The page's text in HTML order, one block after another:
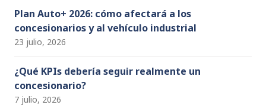
h
a
n
Plan Auto+ 2026: cómo afectará a los
concesionarios y al vehículo industrial
23 julio, 2026
¿Qué KPIs debería seguir realmente un
concesionario?
7 julio, 2026